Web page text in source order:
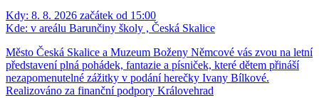
Kdy: 8. 8. 2026 začátek od 15:00
Kde: v areálu Barunčiny školy , Česká Skalice
Město Česká Skalice a Muzeum Boženy Němcové vás zvou na letní
představení plná pohádek, fantazie a písniček, které dětem přináší
nezapomenutelné zážitky v podání herečky Ivany Bílkové.
Realizováno za finanční podpory Královehrad